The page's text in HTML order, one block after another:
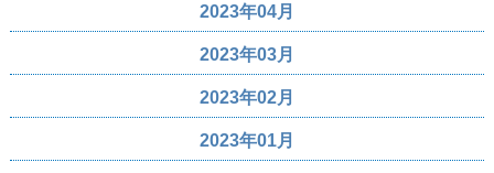
2023年04月
2023年03月
2023年02月
2023年01月